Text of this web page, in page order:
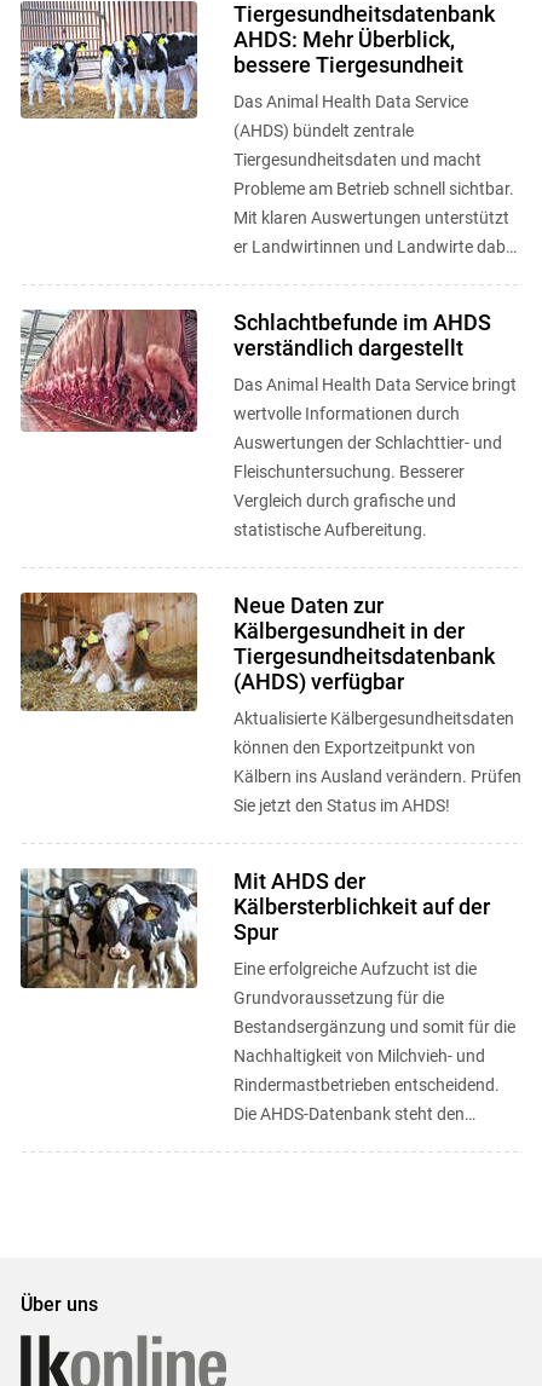
Tiergesundheitsdatenbank
AHDS: Mehr Überblick,
bessere Tiergesundheit
Das Animal Health Data Service
(AHDS) bündelt zentrale
Tiergesundheitsdaten und macht
Probleme am Betrieb schnell sichtbar.
Mit klaren Auswertungen unterstützt
er Landwirtinnen und Landwirte dabei,
Schlachtbefunde im AHDS
verständlich dargestellt
Das Animal Health Data Service bringt
wertvolle Informationen durch
Auswertungen der Schlachttier- und
Fleischuntersuchung. Besserer
Vergleich durch grafische und
statistische Aufbereitung.
Neue Daten zur
Kälbergesundheit in der
Tiergesundheitsdatenbank
(AHDS) verfügbar
Aktualisierte Kälbergesundheitsdaten
können den Exportzeitpunkt von
Kälbern ins Ausland verändern. Prüfen
Sie jetzt den Status im AHDS!
Mit AHDS der
Kälbersterblichkeit auf der
Spur
Eine erfolgreiche Aufzucht ist die
Grundvoraussetzung für die
Bestandsergänzung und somit für die
Nachhaltigkeit von Milchvieh- und
Rindermastbetrieben entscheidend.
Die AHDS-Datenbank steht den
Über uns